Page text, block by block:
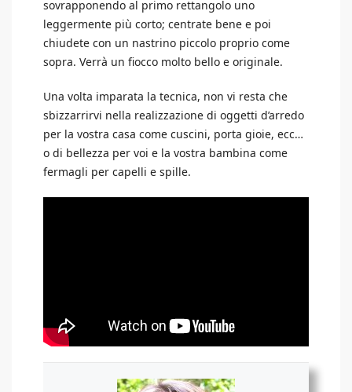
sovrapponendo al primo rettangolo uno
leggermente più corto; centrate bene e poi
chiudete con un nastrino piccolo proprio come
sopra. Verrà un fiocco molto bello e originale.
Una volta imparata la tecnica, non vi resta che
sbizzarrirvi nella realizzazione di oggetti d’arredo
per la vostra casa come cuscini, porta gioie, ecc…
o di bellezza per voi e la vostra bambina come
fermagli per capelli e spille.